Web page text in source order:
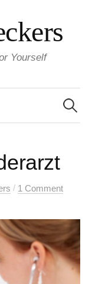
Yourself
for:
/ 1 Comment